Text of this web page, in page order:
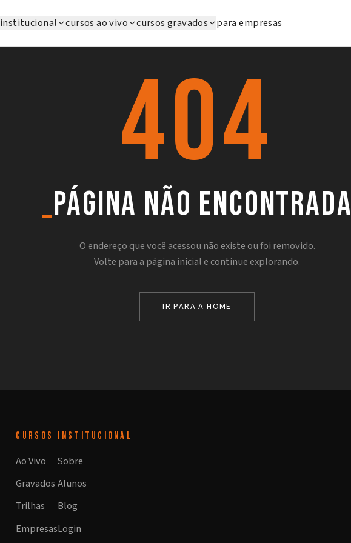
institucional cursos ao vivo cursos gravados para empresas
404
_página não encontrada
O endereço que você acessou não existe ou foi removido.
Volte para a página inicial e continue explorando.
IR PARA A HOME
CURSOS
Ao Vivo
Gravados
Trilhas
Empresas
INSTITUCIONAL
Sobre
Alunos
Blog
Login